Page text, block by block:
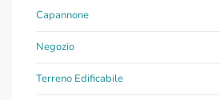
Capannone
Negozio
Terreno Edificabile